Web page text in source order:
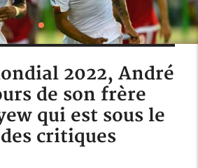
2022, André
de son frère
qui est sous le
critiques